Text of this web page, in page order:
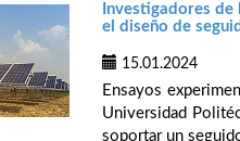
Investigadores
el diseño de
15.01.2024
Ensayos
Universidad
soportar un